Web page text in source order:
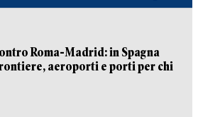
Roma-Madrid: in Spagna
aeroporti e porti per chi